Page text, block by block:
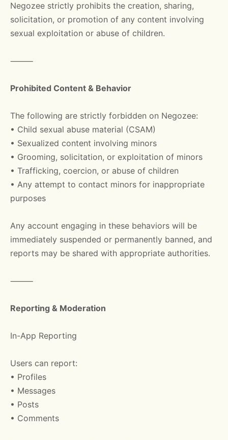
Negozee strictly prohibits the creation, sharing,
solicitation, or promotion of any content involving
sexual exploitation or abuse of children.
⸻
Prohibited Content & Behavior
The following are strictly forbidden on Negozee:
• Child sexual abuse material (CSAM)
• Sexualized content involving minors
• Grooming, solicitation, or exploitation of minors
• Trafficking, coercion, or abuse of children
• Any attempt to contact minors for inappropriate
purposes
Any account engaging in these behaviors will be
immediately suspended or permanently banned, and
reports may be shared with appropriate authorities.
⸻
Reporting & Moderation
In-App Reporting
Users can report:
• Profiles
• Messages
• Posts
• Comments